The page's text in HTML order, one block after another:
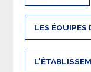
LES ÉQUIPES